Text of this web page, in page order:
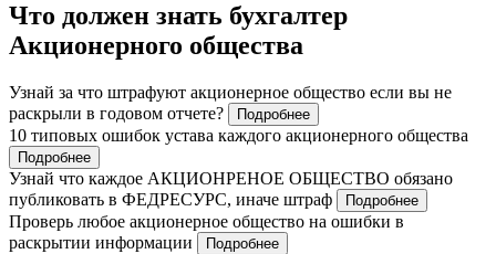
Что должен знать бухгалтер
Акционерного общества
Узнай за что штрафуют акционерное общество если вы не
раскрыли в годовом отчете?
Подробнее
10 типовых ошибок устава каждого акционерного общества
Подробнее
Узнай что каждое АКЦИОНРЕНОЕ ОБЩЕСТВО обязано
публиковать в ФЕДРЕСУРС, иначе штраф
Подробнее
Проверь любое акционерное общество на ошибки в
раскрытии информации
Подробнее